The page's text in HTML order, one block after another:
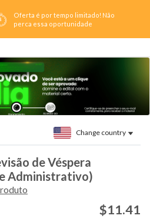
Oferta é por tempo limitado! Não
perca essa oportunidade
Change country
de Véspera
Administrativo)
$11.41